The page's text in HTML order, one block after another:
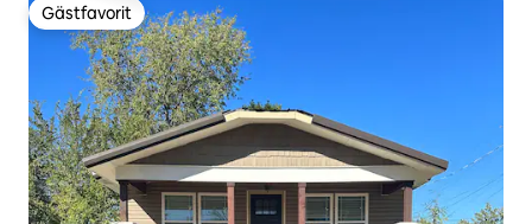
Gästfavorit
Gästfavorit